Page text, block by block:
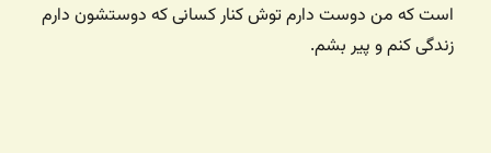
است که من دوست دارم توش کنار کسانی که دوستشون دارم
زندگی کنم و پیر بشم.